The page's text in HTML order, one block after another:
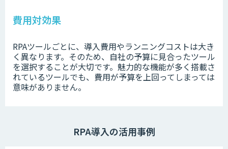
費用対効果
RPAツールごとに、導入費用やランニングコストは大き
く異なります。そのため、自社の予算に見合ったツール
を選択することが大切です。魅力的な機能が多く搭載さ
れているツールでも、費用が予算を上回ってしまっては
意味がありません。
RPA導入の活用事例